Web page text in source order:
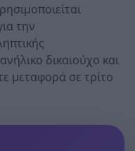
την
δικαιούχο και
μεταφορά σε τρίτο